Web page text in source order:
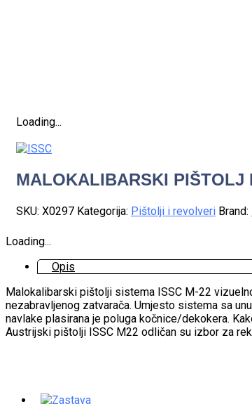
Loading...
MALOKALIBARSKI PIŠTOLJ
SKU: X0297 Kategorija: Pištolji i revolveri Brand:
Loading...
Opis
Malokalibarski pištolji sistema ISSC M-22
nezabravljenog zatvarača. Umjesto sistema sa
navlake plasirana je poluga kočnice/dekokera.
Austrijski pištolji ISSC M22 odličan su izbor za